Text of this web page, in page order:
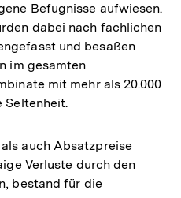
Befugnisse aufwiesen.
dabei nach fachlichen
und besaßen
im gesamten
mit mehr als 20.000
Seltenheit.
auch Absatzpreise
Verluste durch den
bestand für die